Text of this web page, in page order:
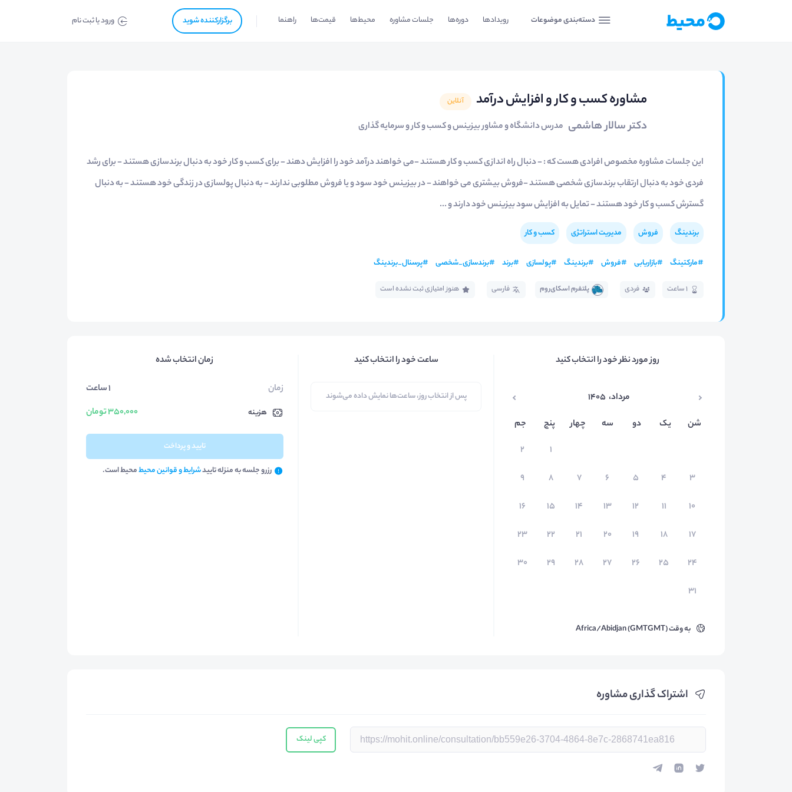
دسته‌بندی موضوعات رویدادها دوره‌ها جلسات مشاوره محیط‌ها قیمت‌ها راهنما برگزار‌‌کننده شوید ورود یا ثبت نام
مشاوره کسب و کار و افزایش درآمد آنلاین
دکتر سالار هاشمی مدرس دانشگاه و مشاور بیزینس و کسب و کار و سرمایه گذاری
این جلسات مشاوره مخصوص افرادی هست که : - دنبال راه اندازی کسب و کار هستند -می خواهند درآمد خود را افزایش دهند - برای کسب و کار خود به دنبال برندسازی هستند - برای رشد
فردی خود به دنبال ارتقاب برندسازی شخصی هستند -فروش بیشتری می خواهند - در بیزینس خود سود و یا فروش مطلوبی ندارند - به دنبال پولسازی در زندگی خود هستند - به دنبال
گسترش کسب و کار خود هستند - تمایل به افزایش سود بیزینس خود دارند و ...
برندینگ فروش مدیریت استراتژی کسب و کار
#مارکتینگ #بازاریابی #فروش #برندینگ #پولسازی #برند #برندسازی_شخصی #پرسنال_برندینگ
1 ساعت فردی پلتفرم اسکای‌روم فارسی هنوز امتیازی ثبت نشده است
روز مورد نظر خود را انتخاب کنید
مرداد، ۱۴۰۵
شن
یک دو سه چهار پنج
جم
۱
۲
۳
۴ ۵ ۶ ۷ ۸
۹
۱۰
۱۱ ۱۲ ۱۳ ۱۴ ۱۵
۱۶
۱۷
۱۸ ۱۹ ۲۰ ۲۱ ۲۲
۲۳
۲۴
۲۵ ۲۶ ۲۷ ۲۸ ۲۹
۳۰
۳۱
به وقتAfrica/Abidjan (GMTGMT)
ساعت خود را انتخاب کنید
پس از انتخاب روز، ساعت‌ها نمایش داده می‌شوند
زمان انتخاب شده
زمان
1 ساعت
هزینه 350,000 تومان
تایید و پرداخت
رزرو جلسه به منزله تاییدشرایط و قوانین محیطمحیط است.
اشتراک گذاری مشاوره
کپی لینک